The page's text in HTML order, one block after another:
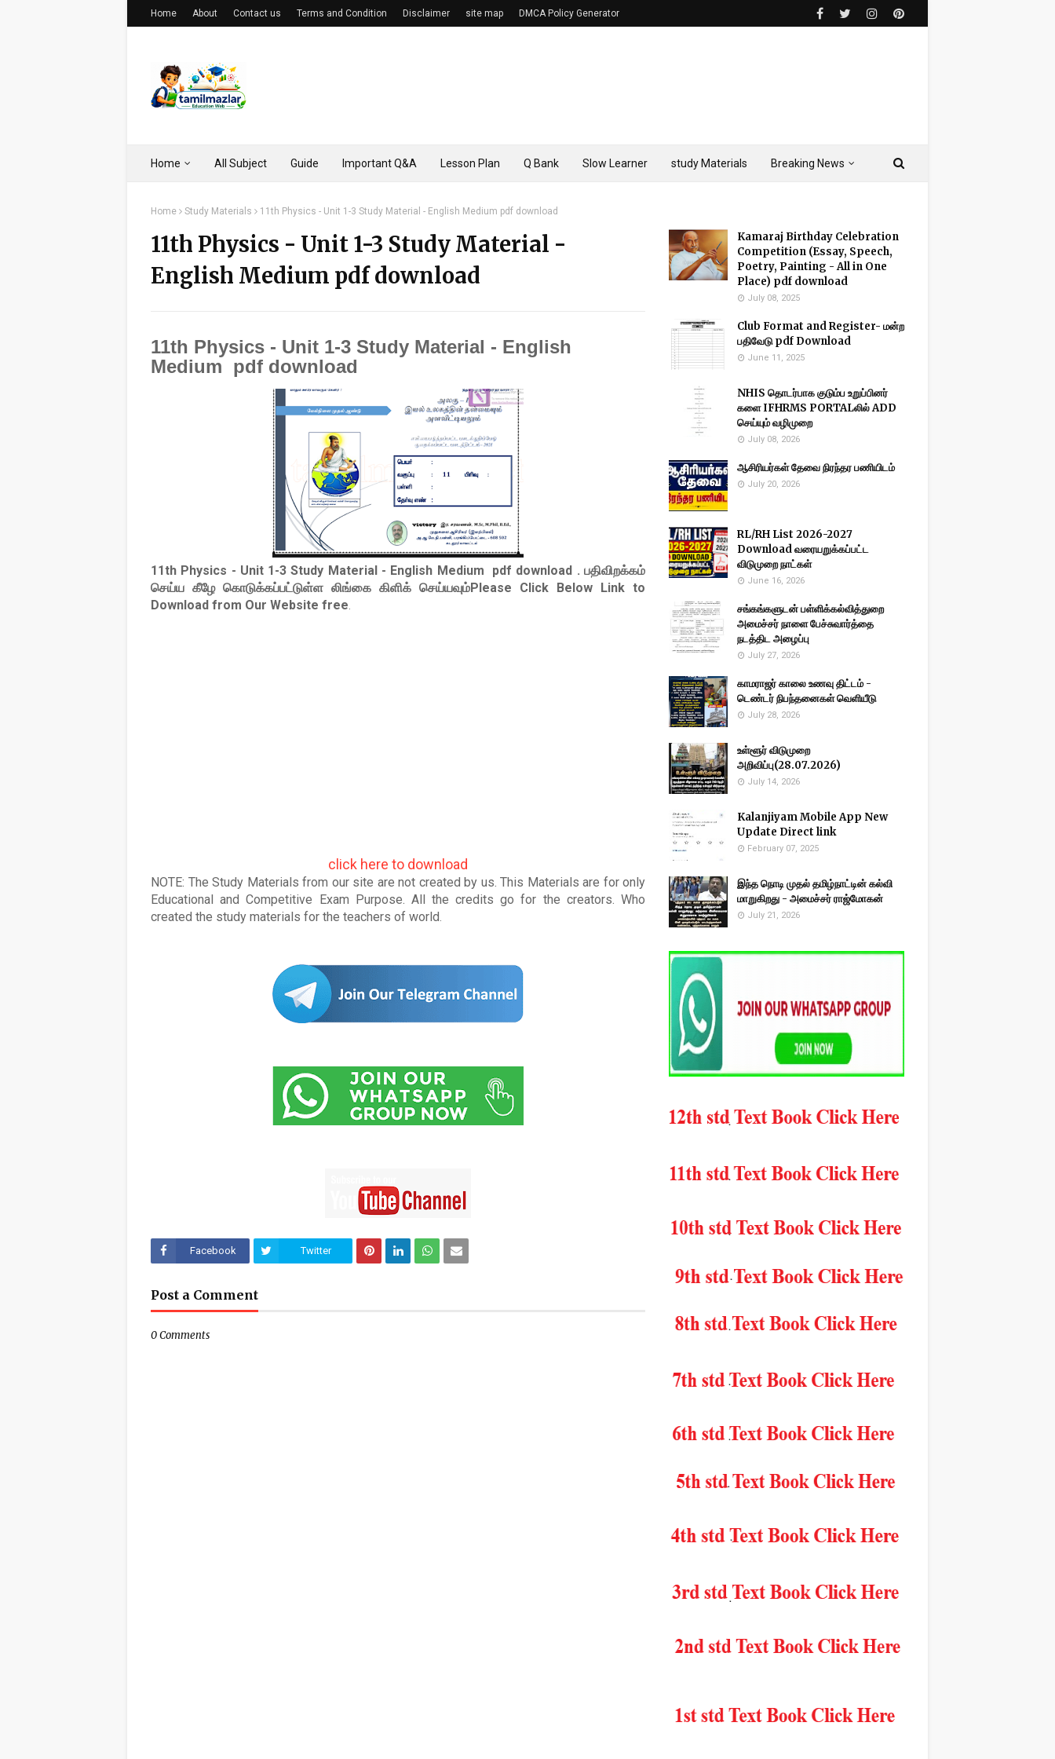
Home About Contact us Terms and Condition Disclaimer site map DMCA Policy Generator
Home All Subject Guide Important Q&A Lesson Plan Q Bank Slow Learner study Materials Breaking News
Home Study Materials 11th Physics - Unit 1-3 Study Material - English Medium pdf download
11th Physics - Unit 1-3 Study Material -
English Medium pdf download
11th Physics - Unit 1-3 Study Material - English
Medium pdf download
11th Physics - Unit 1-3 Study Material - English Medium pdf download . பதிவிறக்கம்
செய்ய கீழே கொடுக்கப்பட்டுள்ள லிங்கை கிளிக் செய்யவும்Please Click Below Link to
Download from Our Website free
click here to download
NOTE: The Study Materials from our site are not created by us. This Materials are for only
Educational and Competitive Exam Purpose. All the credits go for the creators. Who
created the study materials for the teachers of world
Facebook Twitter
Post a Comment
0 Comments
Kamaraj Birthday Celebration
Competition (Essay, Speech,
Poetry, Painting - All in One
Place) pdf download
July 08, 2025
Club Format and Register- மன்ற
பதிவேடு pdf Download
June 11, 2025
NHIS தொடர்பாக குடும்ப உறுப்பினர்
களை IFHRMS PORTALலில் ADD
செய்யும் வழிமுறை
July 08, 2026
ஆசிரியர்கள் தேவை நிரந்தர பணியிடம்
July 20, 2026
RL/RH List 2026-2027
Download வரையறுக்கப்பட்ட
விடுமுறை நாட்கள்
June 16, 2026
சங்கங்களுடன் பள்ளிக்கல்வித்துறை
அமைச்சர் நாளை பேச்சுவார்த்தை
நடத்திட அழைப்பு
July 27, 2026
காமராஜர் காலை உணவு திட்டம் -
டெண்டர் நிபந்தனைகள் வெளியீடு
July 28, 2026
உள்ளூர் விடுமுறை
அறிவிப்பு(28.07.2026)
July 14, 2026
Kalanjiyam Mobile App New
Update Direct link
February 07, 2025
இந்த நொடி முதல் தமிழ்நாட்டின் கல்வி
மாறுகிறது - அமைச்சர் ராஜ்மோகன்
July 21, 2026